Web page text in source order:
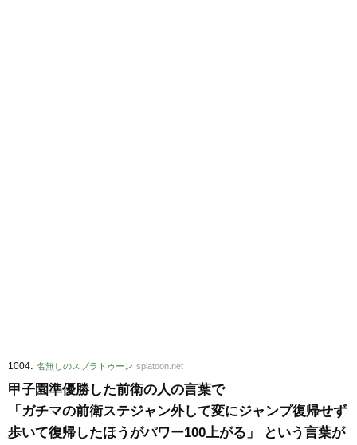
1004: 名無しのスプラトゥーン splatoon.net
甲子園準優勝した前衛の人の言葉で
「ガチマの前衛ステジャン外して変にジャンプ復帰せず
歩いて復帰したほうがパワー100上がる」 という言葉が